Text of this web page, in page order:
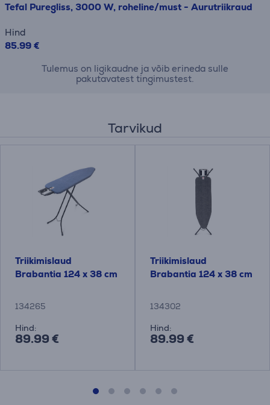
Tefal Puregliss, 3000 W, roheline/must - Aurutriikraud
Hind
85.99 €
Tulemus on ligikaudne ja võib erineda sulle
pakutavatest tingimustest.
Tarvikud
Triikimislaud
Brabantia 124 x 38 cm
134265
Hind:
89.99 €
Triikimislaud
Brabantia 124 x 38 cm
134302
Hind:
89.99 €